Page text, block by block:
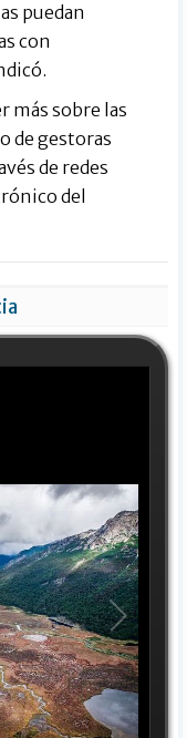
puedan
con
más sobre las
de gestoras
de redes
del